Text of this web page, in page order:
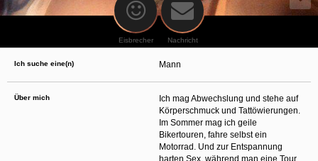
bestimmten Websites und Netzinhalten. Oft blockieren diese Programme
standardmäßig eine große Anzahl von Websites, von denen angenommen wird,
dass sie sich für Minderjährige nicht eignen. Über Updates können neue Websites
Wenden Sie sich an Ihren Internetprovider. Es gibt Internetprovider, die einen Filter
danach.
Internetbrowsers vertraut, so dass Sie nachsehen können, welche Websites von
Ihren minderjährigen Kindern besucht wurden. Sprechen Sie Ihre minderjährigen
Kinder auf den Besuch unerwünschter Websites an und vermitteln Sie ihnen, dass
bestimmte Websites nicht für sie geeignet sind. Außerdem können Sie anhand des
Verlaufs das Interesse Ihres Kindes beurteilen und sich obiger Tips bedienen.
Sprechen Sie mit Ihren Kindern. Vermitteln Sie Ihren minderjährigen Kindern, dass
sie Fremden, z. B. auf einer Chat-Website, nie persönliche Angaben machen sollen.
Bringen Sie ihnen auch bei, dass viele Menschen im Internet ihre wahre Identität
Eisbrecher Nachricht
Ich suche eine(n) Mann
Über mich
Ich mag Abwechslung und stehe auf
Körperschmuck und Tattöwierungen.
Im Sommer mag ich geile
Bikertouren, fahre selbst ein
Motorrad. Und zur Entspannung
harten Sex, während man eine Tour